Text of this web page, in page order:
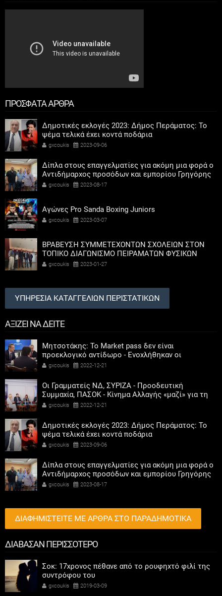
ΠΡΟΣΦΑΤΑ ΑΡΘΡΑ
Δημοτικές εκλογές 2023: Δήμος Περάματος: Το
ψέμα τελικά έχει κοντά ποδάρια
gxcoukis 2023-09-06
Δίπλα στους επαγγελματίες για ακόμη μια φορά ο
Αντιδήμαρχος προσόδων και εμπορίου Γρηγόρης
Καψοκόλης
gxcoukis 2023-08-17
Αγώνες Pro Sanda Boxing Juniors
gxcoukis 2023-03-07
ΒΡΑΒΕΥΣΗ ΣΥΜΜΕΤΕΧΟΝΤΩΝ ΣΧΟΛΕΙΩΝ ΣΤΟΝ
ΤΟΠΙΚΟ ΔΙΑΓΩΝΙΣΜΟ ΠΕΙΡΑΜΑΤΩΝ ΦΥΣΙΚΩΝ
ΕΠΙΣΤΗΜΩΝ
gxcoukis 2023-01-27
ΥΠΗΡΕΣΙΑ ΚΑΤΑΓΓΕΛΙΩΝ ΠΕΡΙΣΤΑΤΙΚΩΝ
ΑΞΙΖΕΙ ΝΑ ΔΕΙΤΕ
Μητσοτάκης: Το Market pass δεν είναι
προεκλογικό αντίδωρο - Ενοχλήθηκαν οι
αριστεροί του χαβιαριού
gxcoukis 2022-12-21
Οι Γραμματείς ΝΔ, ΣΥΡΙΖΑ - Προοδευτική
Συμμαχία, ΠΑΣΟΚ - Κίνημα Αλλαγής «μαζί» για τη
συμμετοχή των γυναικών στην πολιτική
gxcoukis 2022-12-21
Δημοτικές εκλογές 2023: Δήμος Περάματος: Το
ψέμα τελικά έχει κοντά ποδάρια
gxcoukis 2023-09-06
Δίπλα στους επαγγελματίες για ακόμη μια φορά ο
Αντιδήμαρχος προσόδων και εμπορίου Γρηγόρης
Καψοκόλης
gxcoukis 2023-08-17
ΔΙΑΦΗΜΙΣΤΕΙΤΕ ΜΕ ΑΡΘΡΑ ΣΤΟ ΠΑΡΑΔΗΜΟΤΙΚΑ
ΔΙΑΒΑΣΑΝ ΠΕΡΙΣΣΟΤΕΡΟ
Σοκ: 17χρονος πέθανε από το ρουφηχτό φιλί της
συντρόφου του
gxcoukis 2019-03-09